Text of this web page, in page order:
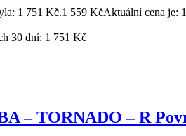
1 751 Kč.1 559 KčAktuální cena je:
30 dní: 1 751 Kč
– TORNADO – R